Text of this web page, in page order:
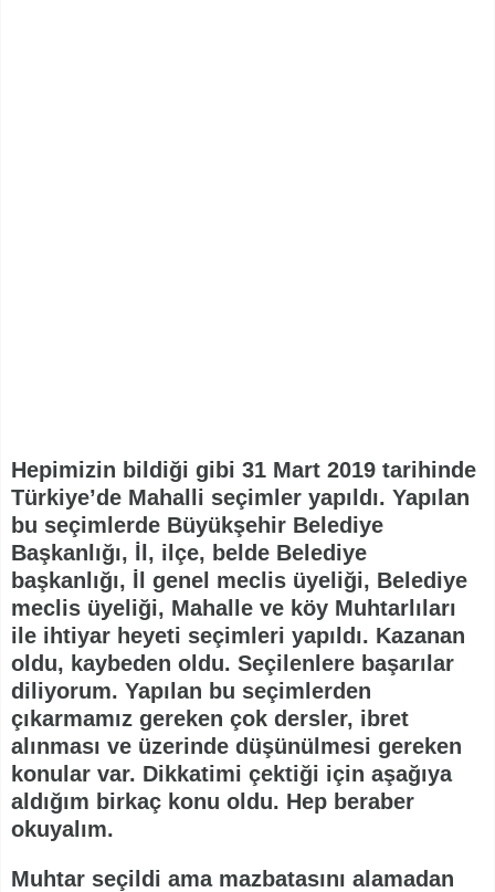
Hepimizin bildiği gibi 31 Mart 2019 tarihinde
Türkiye’de Mahalli seçimler yapıldı. Yapılan
bu seçimlerde Büyükşehir Belediye
Başkanlığı, İl, ilçe, belde Belediye
başkanlığı, İl genel meclis üyeliği, Belediye
meclis üyeliği, Mahalle ve köy Muhtarlıları
ile ihtiyar heyeti seçimleri yapıldı. Kazanan
oldu, kaybeden oldu. Seçilenlere başarılar
diliyorum. Yapılan bu seçimlerden
çıkarmamız gereken çok dersler, ibret
alınması ve üzerinde düşünülmesi gereken
konular var. Dikkatimi çektiği için aşağıya
aldığım birkaç konu oldu. Hep beraber
okuyalım.
Muhtar seçildi ama mazbatasını alamadan